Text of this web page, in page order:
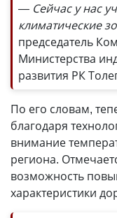
— Сейчас у нас
климатические
председатель
Министерства
развития РК
По его словам,
благодаря
внимание
региона.
возможность
характеристики